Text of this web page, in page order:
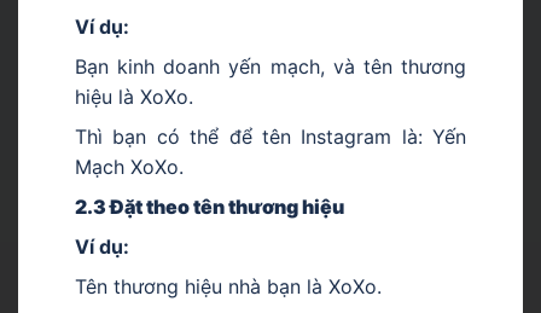
Ví dụ:
Bạn kinh doanh yến mạch, và tên thương
hiệu là XoXo.
Thì bạn có thể để tên Instagram là: Yến
Mạch XoXo.
2.3 Đặt theo tên thương hiệu
Ví dụ:
Tên thương hiệu nhà bạn là XoXo.